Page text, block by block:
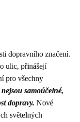
dopravního značení.
ulic, přinášejí
pro všechny
samoúčelné,
dopravy. Nové
světelných